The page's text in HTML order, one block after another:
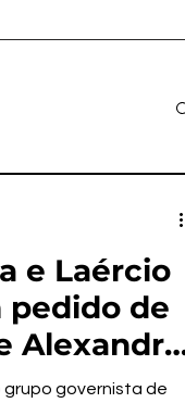
e Laércio
pedido de
Alexandre
grupo governista de